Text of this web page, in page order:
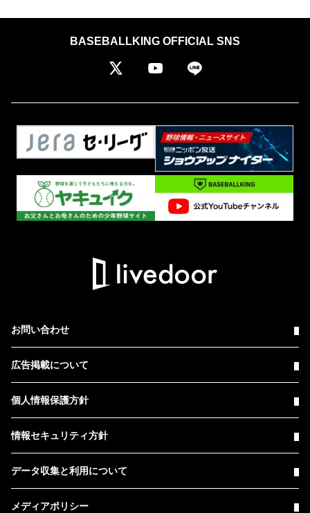
BASEBALLKING OFFICIAL SNS
お問い合わせ
広告掲載について
個人情報保護方針
情報セキュリティ方針
データ収集と利用について
メディアポリシー